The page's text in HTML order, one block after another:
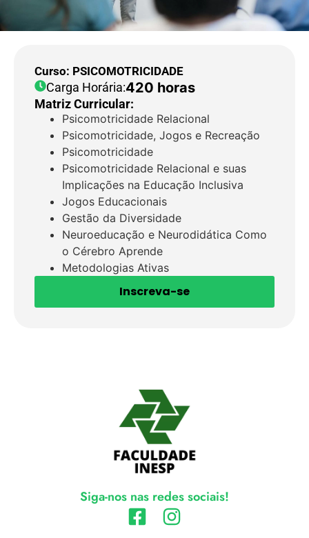
Curso: PSICOMOTRICIDADE
Carga Horária:420 horas
Matriz Curricular:
Psicomotricidade Relacional
Psicomotricidade, Jogos e Recreação
Psicomotricidade
Psicomotricidade Relacional e suas
Implicações na Educação Inclusiva
Jogos Educacionais
Gestão da Diversidade
Neuroeducação e Neurodidática Como
o Cérebro Aprende
Metodologias Ativas
Inscreva-se
Siga-nos nas redes sociais!